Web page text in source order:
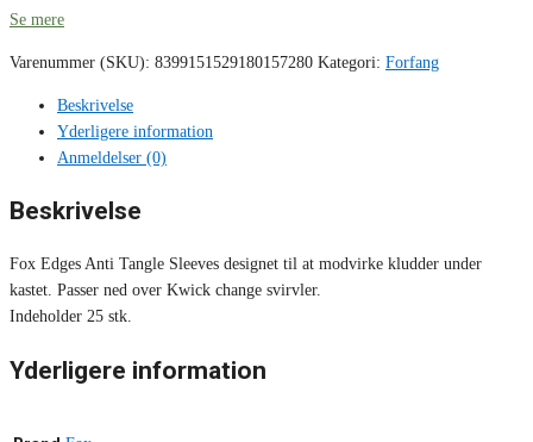
Se mere
Varenummer (SKU): 8399151529180157280 Kategori: Forfang
Beskrivelse
Yderligere information
Anmeldelser (0)
Beskrivelse
Fox Edges Anti Tangle Sleeves designet til at modvirke kludder under
kastet. Passer ned over Kwick change svirvler.
Indeholder 25 stk.
Yderligere information